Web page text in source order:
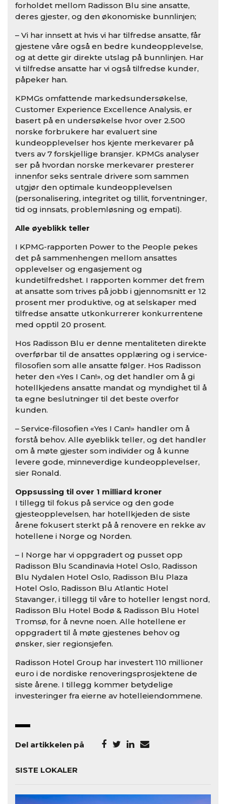
forholdet mellom Radisson Blu sine ansatte,
deres gjester, og den økonomiske bunnlinjen;
– Vi har innsett at hvis vi har tilfredse ansatte, får
gjestene våre også en bedre kundeopplevelse,
og at dette gir direkte utslag på bunnlinjen. Har
vi tilfredse ansatte har vi også tilfredse kunder,
påpeker han.
KPMGs omfattende markedsundersøkelse,
Customer Experience Excellence Analysis, er
basert på en undersøkelse hvor over 2.500
norske forbrukere har evaluert sine
kundeopplevelser hos kjente merkevarer på
tvers av 7 forskjellige bransjer. KPMGs analyser
ser på hvordan norske merkevarer presterer
innenfor seks sentrale drivere som sammen
utgjør den optimale kundeopplevelsen
(personalisering, integritet og tillit, forventninger,
tid og innsats, problemløsning og empati).
Alle øyeblikk teller
I KPMG-rapporten Power to the People pekes
det på sammenhengen mellom ansattes
opplevelser og engasjement og
kundetilfredshet. I rapporten kommer det frem
at ansatte som trives på jobb i gjennomsnitt er 12
prosent mer produktive, og at selskaper med
tilfredse ansatte utkonkurrerer konkurrentene
med opptil 20 prosent.
Hos Radisson Blu er denne mentaliteten direkte
overførbar til de ansattes opplæring og i service-
filosofien som alle ansatte følger. Hos Radisson
heter den «Yes I Can!», og det handler om å gi
hotellkjedens ansatte mandat og myndighet til å
ta egne beslutninger til det beste overfor
kunden.
– Service-filosofien «Yes I Can!» handler om å
forstå behov. Alle øyeblikk teller, og det handler
om å møte gjester som individer og å kunne
levere gode, minneverdige kundeopplevelser,
sier Ronald.
Oppsussing til over 1 milliard kroner
I tillegg til fokus på service og den gode
gjesteopplevelsen, har hotellkjeden de siste
årene fokusert sterkt på å renovere en rekke av
hotellene i Norge og Norden.
– I Norge har vi oppgradert og pusset opp
Radisson Blu Scandinavia Hotel Oslo, Radisson
Blu Nydalen Hotel Oslo, Radisson Blu Plaza
Hotel Oslo, Radisson Blu Atlantic Hotel
Stavanger, i tillegg til våre to hoteller lengst nord,
Radisson Blu Hotel Bodø & Radisson Blu Hotel
Tromsø, for å nevne noen. Alle hotellene er
oppgradert til å møte gjestenes behov og
ønsker, sier regionsjefen.
Radisson Hotel Group har investert 110 millioner
euro i de nordiske renoveringsprosjektene de
siste årene. I tillegg kommer betydelige
investeringer fra eierne av hotelleiendommene.
Del artikkelen på
SISTE LOKALER